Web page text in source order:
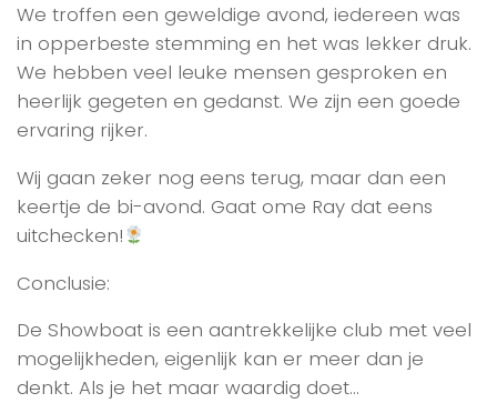
We troffen een geweldige avond, iedereen was
in opperbeste stemming en het was lekker druk.
We hebben veel leuke mensen gesproken en
heerlijk gegeten en gedanst. We zijn een goede
ervaring rijker.
Wij gaan zeker nog eens terug, maar dan een
keertje de bi-avond. Gaat ome Ray dat eens
uitchecken!
Conclusie:
De Showboat is een aantrekkelijke club met veel
mogelijkheden, eigenlijk kan er meer dan je
denkt. Als je het maar waardig doet…